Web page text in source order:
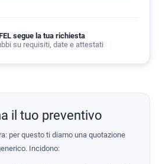
segue la tua richiesta
su requisiti, date e attestati
il tuo preventivo
per questo ti diamo una quotazione
Incidono: